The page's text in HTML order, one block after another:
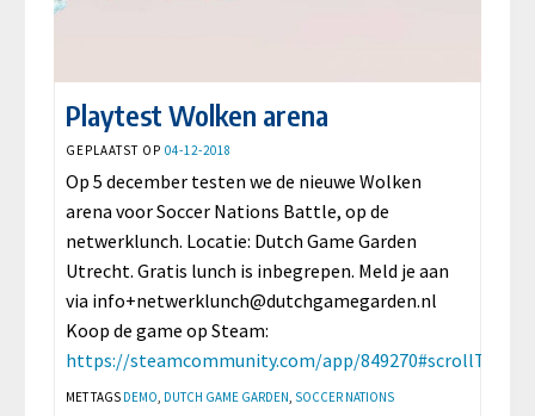
Playtest Wolken arena
GEPLAATST OP 04-12-2018
Op 5 december testen we de nieuwe Wolken
arena voor Soccer Nations Battle, op de
netwerklunch. Locatie: Dutch Game Garden
Utrecht. Gratis lunch is inbegrepen. Meld je aan
via info+netwerklunch@dutchgamegarden.nl
Koop de game op Steam:
https://steamcommunity.com/app/849270#scrollTop=0
MET TAGS DEMO, DUTCH GAME GARDEN, SOCCER NATIONS